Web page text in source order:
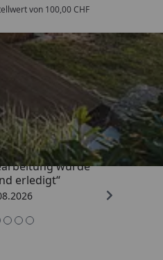
von 100,00 CHF
Shops
4,81/ 5
wurde
erledigt“